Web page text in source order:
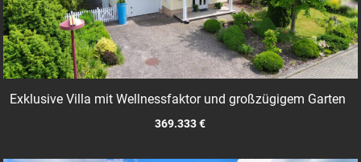
Exklusive Villa mit Wellnessfaktor und großzügigem Garten
369.333 €